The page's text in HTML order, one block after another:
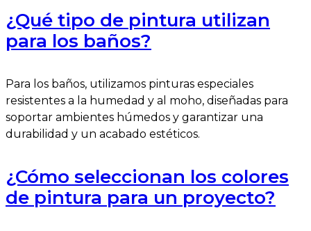
¿Qué tipo de pintura utilizan
para los baños?
Para los baños, utilizamos pinturas especiales
resistentes a la humedad y al moho, diseñadas para
soportar ambientes húmedos y garantizar una
durabilidad y un acabado estéticos.
¿Cómo seleccionan los colores
de pintura para un proyecto?